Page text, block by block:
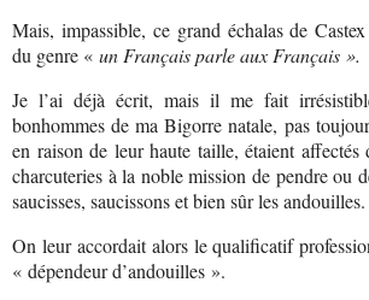
Mais, impassible, ce grand échalas de
du genre « un Français parle aux Français ».
Je l’ai déjà écrit, mais il me fait
bonhommes de ma Bigorre natale, pas
en raison de leur haute taille, étaient affectés
charcuteries à la noble mission de pendre ou
saucisses, saucissons et bien sûr les andouilles.
On leur accordait alors le qualificatif
« dépendeur d’andouilles ».